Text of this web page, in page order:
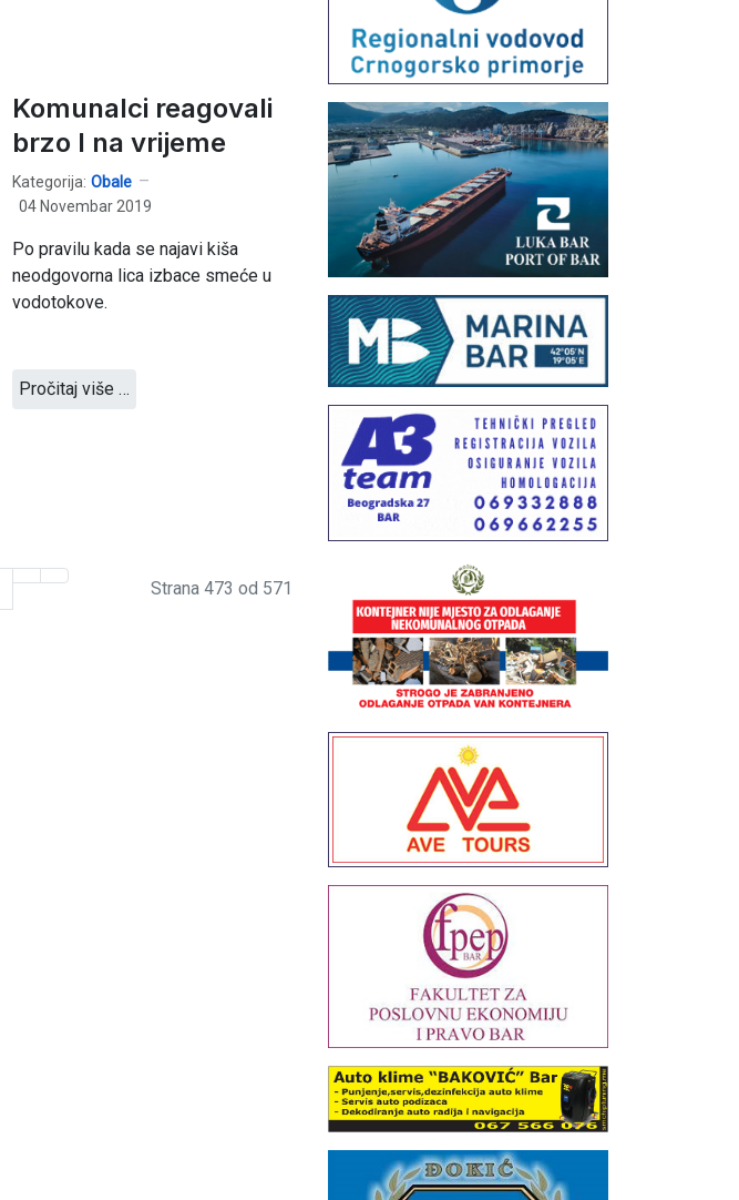
Komunalci reagovali
brzo I na vrijeme
Kategorija: Obale
04 Novembar 2019
Po pravilu kada se najavi kiša
neodgovorna lica izbace smeće u
vodotokove.
Pročitaj više …
Strana 473 od 571